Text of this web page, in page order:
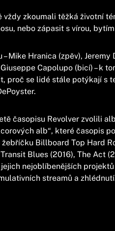
zkoumali těžká životní
nebo zápasit s vírou,
Mike Hranica (zpěv),
Capolupo (bicí) – k
proč se lidé stále potýkají s
časopisu Revolver zvolili
alb“, které časopis
Billboard Top Hard
Blues (2016), The Act
nejoblíbenějších
streamů a